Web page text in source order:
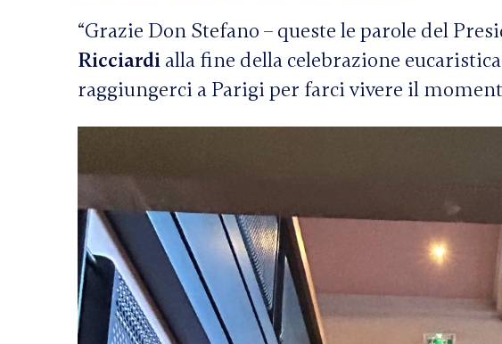
“Grazie Don Stefano – queste le parole del
Ricciardi alla fine della celebrazione
raggiungerci a Parigi per farci vivere il